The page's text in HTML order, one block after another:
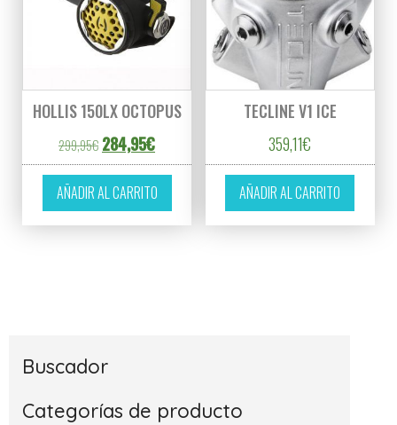
HOLLIS 150LX OCTOPUS
299,95€ El precio original era: 299,95€.
284,95€El precio actual es: 284,95€.
AÑADIR AL CARRITO
TECLINE V1 ICE
359,11€
AÑADIR AL CARRITO
Buscador
Categorías de producto